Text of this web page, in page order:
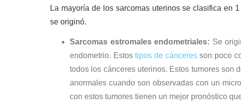
La mayoría de los sarcomas uterinos se clasifica en
se originó.
Sarcomas estromales endometriales: Se
endometrio. Estostipos de cánceresson poco
todos los cánceres uterinos. Estos tumores son
anormales cuando son observadas con un
con estos tumores tienen un mejor pronóstico